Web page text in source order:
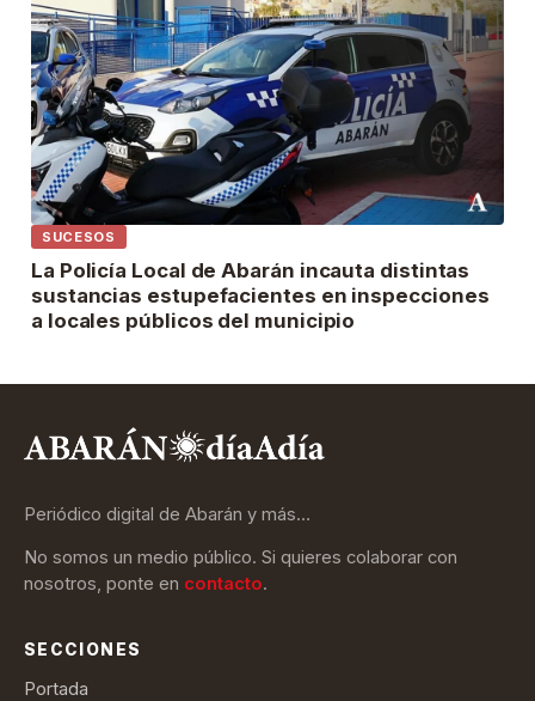
SUCESOS
La Policía Local de Abarán incauta distintas
sustancias estupefacientes en inspecciones
a locales públicos del municipio
Periódico digital de Abarán y más…
No somos un medio público. Si quieres colaborar con
nosotros, ponte en contacto.
SECCIONES
Portada